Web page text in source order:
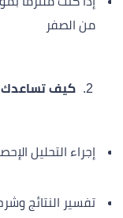
من الصفر
كيف تساعدك
إجراء التحليل
تفسير النتائج